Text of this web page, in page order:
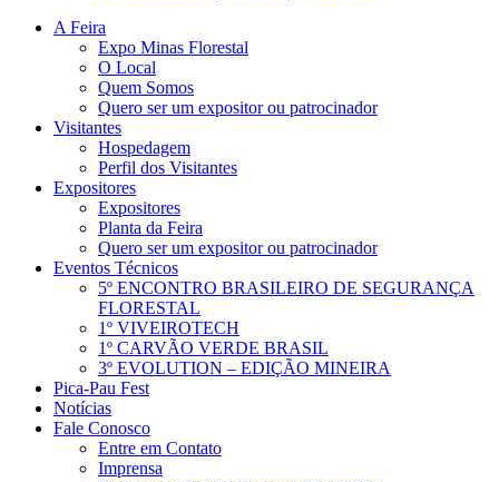
A Feira
Expo Minas Florestal
O Local
Quem Somos
Quero ser um expositor ou patrocinador
Visitantes
Hospedagem
Perfil dos Visitantes
Expositores
Expositores
Planta da Feira
Quero ser um expositor ou patrocinador
Eventos Técnicos
5º ENCONTRO BRASILEIRO DE SEGURANÇA
FLORESTAL
1º VIVEIROTECH
1º CARVÃO VERDE BRASIL
3º EVOLUTION – EDIÇÃO MINEIRA
Pica-Pau Fest
Notícias
Fale Conosco
Entre em Contato
Imprensa